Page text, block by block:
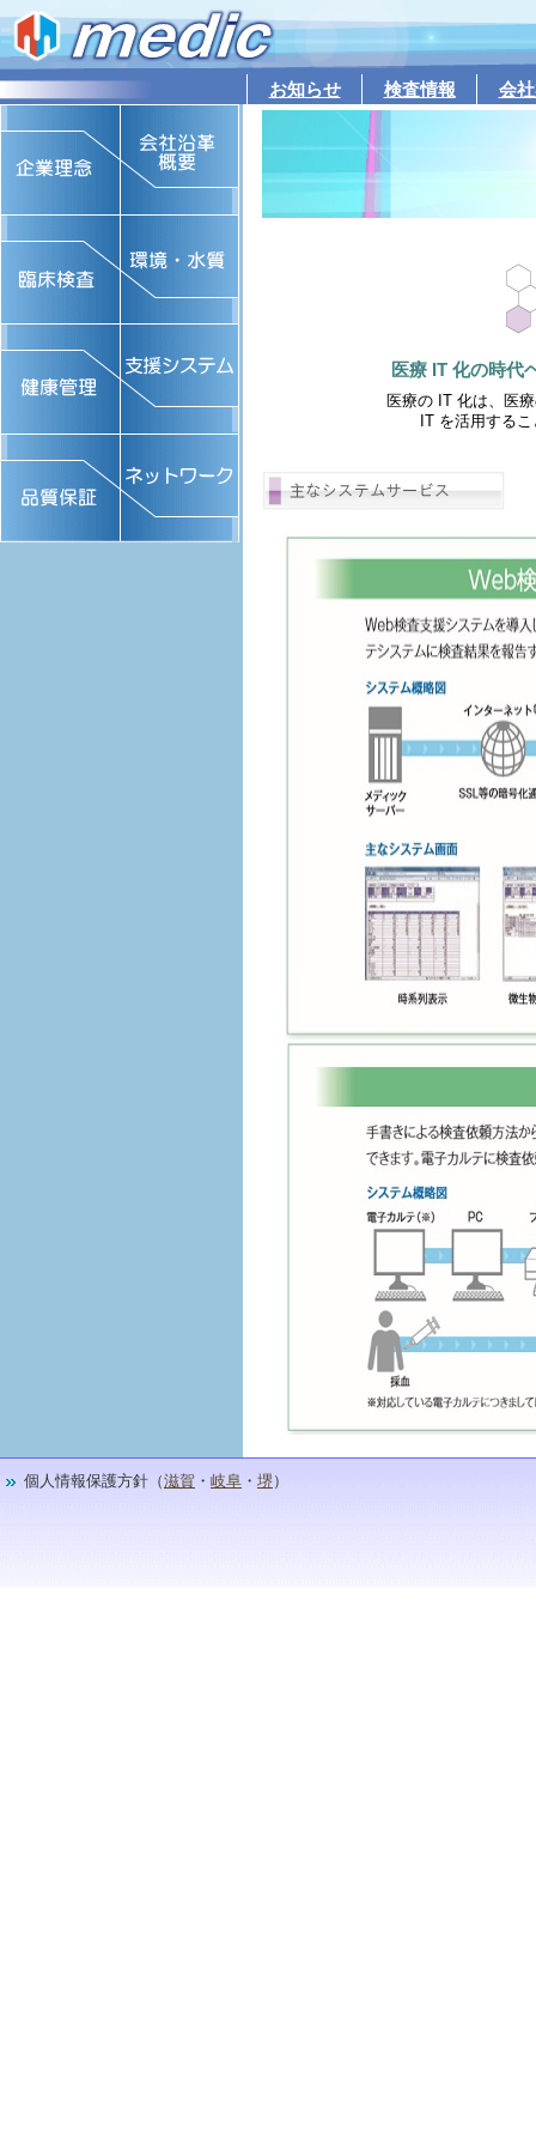
お知らせ 検査情報 会
医療 IT 化の時代
医療の IT 化は、医
IT を活用する
個人情報保護方針（滋賀 ・ 岐阜 ・ 堺）